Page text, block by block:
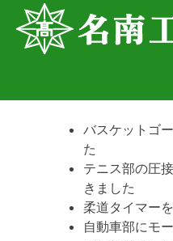
Skip
content
バスケットゴ
た
テニス部の圧
きました
柔道タイマー
自動車部にモ